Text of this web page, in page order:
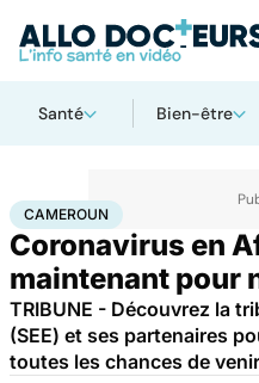
Santé Bien-être
AccueilSanté Société
CAMEROUN
Coronavirus en
maintenant pour
TRIBUNE - Découvrez la
(SEE) et ses partenaires
toutes les chances de